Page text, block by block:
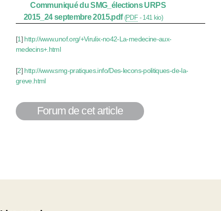
Communiqué du SMG_élections URPS
2015_24 septembre 2015.pdf (PDF- 141 kio)
[1] http://www.unof.org/+Virulix-no42-La-medecine-aux-
medecins+.html
[2] http://www.smg-pratiques.info/Des-lecons-politiques-de-la-
greve.html
Forum de cet article